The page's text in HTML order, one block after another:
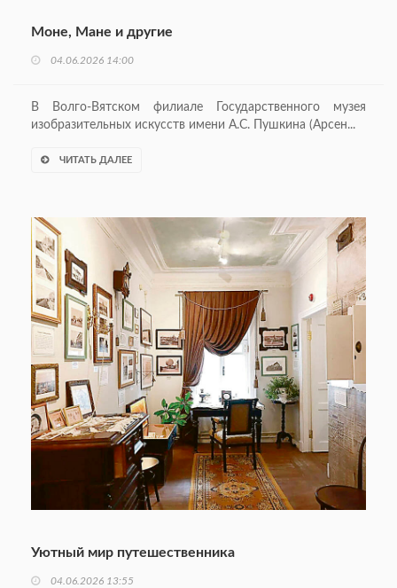
Моне, Мане и другие
04.06.2026 14:00
В Волго-Вятском филиале Государственного музея
изобразительных искусств имени А.С. Пушкина (Арсен...
ЧИТАТЬ ДАЛЕЕ
Уютный мир путешественника
04.06.2026 13:55